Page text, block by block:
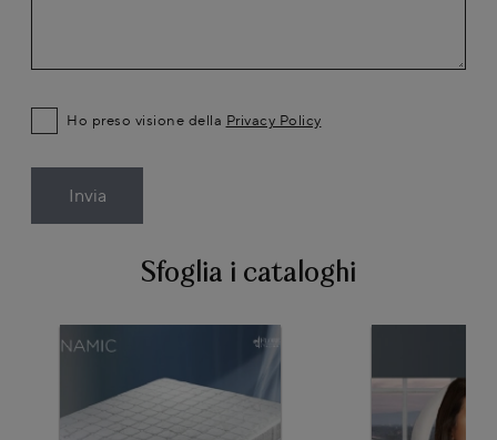
Sfoglia i cataloghi
Ho preso visione della Privacy Policy
Invia